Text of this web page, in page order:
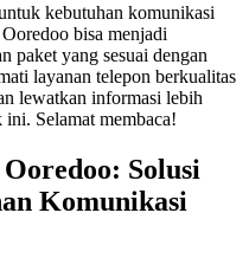
kebutuhan komunikasi
bisa menjadi
paket yang sesuai dengan
layanan telepon berkualitas
lewatkan informasi lebih
Selamat membaca!
Solusi
Komunikasi